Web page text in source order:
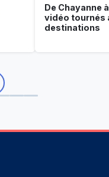
De Chayanne
vidéo tournés
destinations